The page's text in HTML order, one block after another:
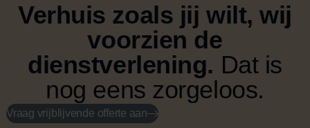
Verhuis zoals jij wilt, wij
voorzien de
dienstverlening. Dat is
nog eens zorgeloos.
Vraag vrijblijvende offerte aan